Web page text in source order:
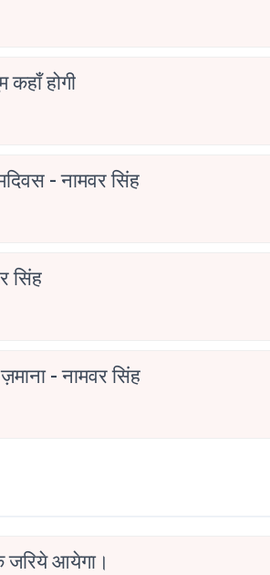
कहाँ होगी
- नामवर सिंह
सिंह
- नामवर सिंह
जरिये आयेगा।